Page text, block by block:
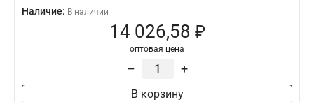
Наличие: В наличии
14 026,58 ₽
оптовая цена
– +
В корзину